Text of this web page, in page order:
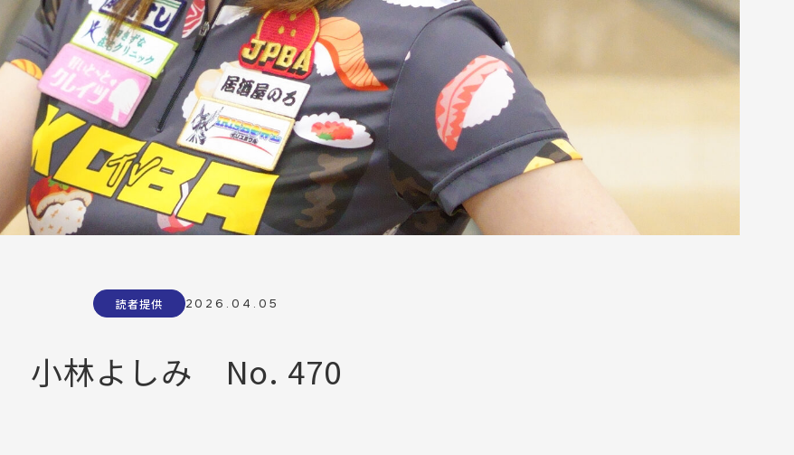
読者提供 2026.04.05
小林よしみ No. 470